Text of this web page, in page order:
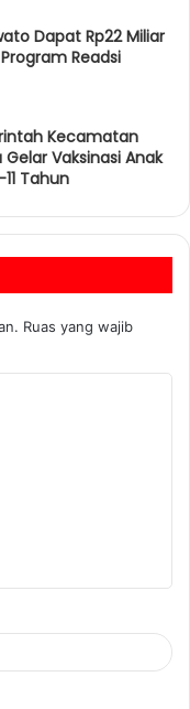
Dapat Rp22 Miliar
Readsi
Kecamatan
Gelar Vaksinasi Anak
Tahun
Ruas yang wajib